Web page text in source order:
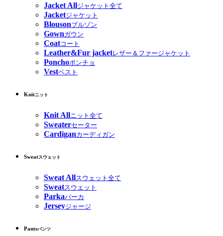
Jacket Allジャケット全て
Jacketジャケット
Blousonブルゾン
Gownガウン
Coatコート
Leather&Fur jacketレザー＆ファージャケット
Ponchoポンチョ
Vestベスト
Knitニット
Knit Allニット全て
Sweaterセーター
Cardiganカーディガン
Sweatスウェット
Sweat Allスウェット全て
Sweatスウェット
Parkaパーカ
Jerseyジャージ
Pantsパンツ